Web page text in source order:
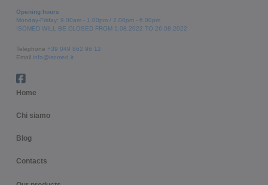
Opening hours
Monday-Friday: 9.00am - 1.00pm / 2.00pm - 6.00pm
ISOMED WILL BE CLOSED FROM 1.08.2022 TO 26.08.2022
Telephone +39 049 862 96 12
Email
info@isomed.it
Home
Chi siamo
Blog
Contacts